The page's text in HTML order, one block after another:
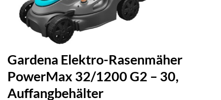
Gardena Elektro-Rasenmäher
PowerMax 32/1200 G2 – 30,
Auffangbehälter